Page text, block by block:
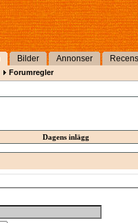
Bilder Annonser
Forumregler
Dagens inlägg